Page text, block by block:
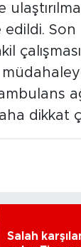
Son
dikkat
Salah